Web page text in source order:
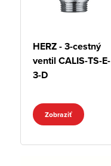
HERZ - 3-cestný
ventil CALIS-TS-E-
3-D
Zobraziť